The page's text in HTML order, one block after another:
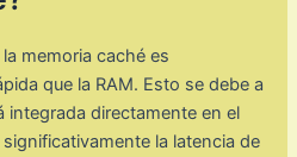
memoria caché es
que la RAM. Esto se debe a
integrada directamente en el
la latencia de